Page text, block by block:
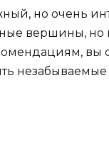
но очень
вершины, но
вы